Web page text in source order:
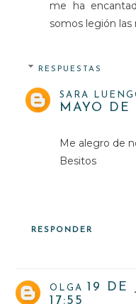
me ha
somos legión las
RESPUESTAS
SARA
MAYO DE
Me alegro de
Besitos
RESPONDER
OLGA
19 DE
17:55